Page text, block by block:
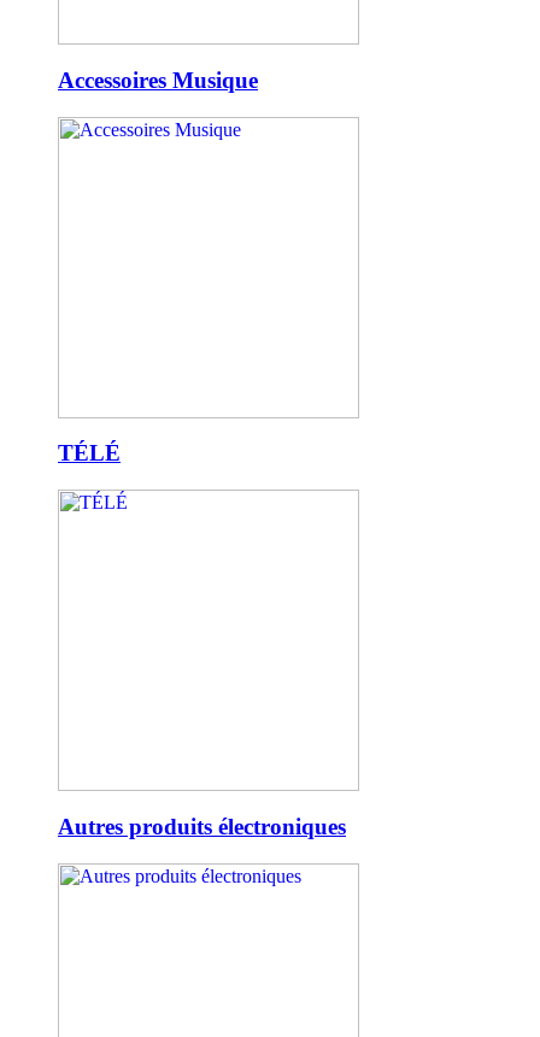
Accessoires Musique
TÉLÉ
Autres produits électroniques